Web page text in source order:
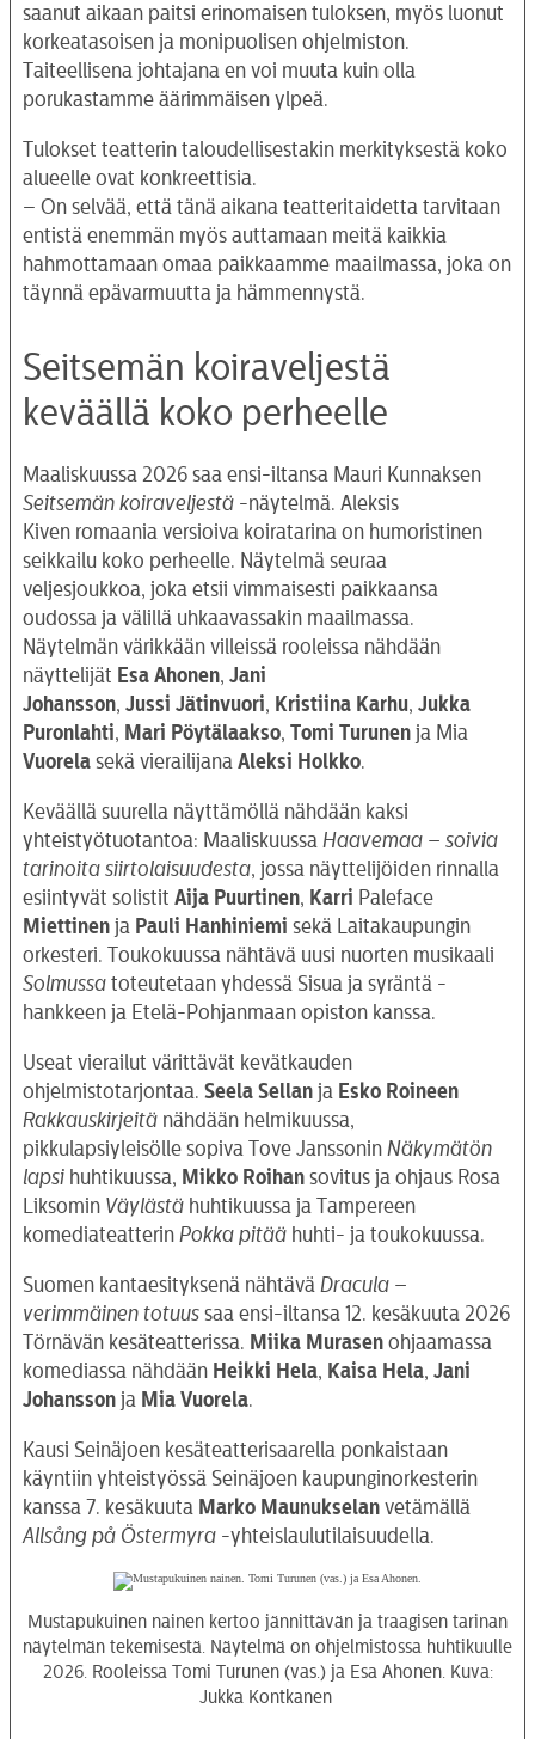
saanut aikaan paitsi erinomaisen tuloksen, myös luonut
korkeatasoisen ja monipuolisen ohjelmiston.
Taiteellisena johtajana en voi muuta kuin olla
porukastamme äärimmäisen ylpeä.
Tulokset teatterin taloudellisestakin merkityksestä koko
alueelle ovat konkreettisia.
– On selvää, että tänä aikana teatteritaidetta tarvitaan
entistä enemmän myös auttamaan meitä kaikkia
hahmottamaan omaa paikkaamme maailmassa, joka on
täynnä epävarmuutta ja hämmennystä.
Seitsemän koiraveljestä
keväällä koko perheelle
Maaliskuussa 2026 saa ensi-iltansa Mauri Kunnaksen
Seitsemän koiraveljestä -näytelmä. Aleksis
Kiven romaania versioiva koiratarina on humoristinen
seikkailu koko perheelle. Näytelmä seuraa
veljesjoukkoa, joka etsii vimmaisesti paikkaansa
oudossa ja välillä uhkaavassakin maailmassa.
Näytelmän värikkään villeissä rooleissa nähdään
näyttelijät Esa Ahonen, Jani
Johansson, Jussi Jätinvuori, Kristiina Karhu, Jukka
Puronlahti, Mari Pöytälaakso, Tomi Turunen ja Mia
Vuorela sekä vierailijana Aleksi Holkko.
Keväällä suurella näyttämöllä nähdään kaksi
yhteistyötuotantoa: Maaliskuussa Haavemaa – soivia
tarinoita siirtolaisuudesta, jossa näyttelijöiden rinnalla
esiintyvät solistit Aija Puurtinen, Karri Paleface
Miettinen ja Pauli Hanhiniemi sekä Laitakaupungin
orkesteri. Toukokuussa nähtävä uusi nuorten musikaali
Solmussa toteutetaan yhdessä Sisua ja syräntä -
hankkeen ja Etelä-Pohjanmaan opiston kanssa.
Useat vierailut värittävät kevätkauden
ohjelmistotarjontaa. Seela Sellan ja Esko Roineen
Rakkauskirjeitä nähdään helmikuussa,
pikkulapsiyleisölle sopiva Tove Janssonin Näkymätön
lapsi huhtikuussa, Mikko Roihan sovitus ja ohjaus Rosa
Liksomin Väylästä huhtikuussa ja Tampereen
komediateatterin Pokka pitää huhti- ja toukokuussa.
Suomen kantaesityksenä nähtävä Dracula –
verimmäinen totuus saa ensi-iltansa 12. kesäkuuta 2026
Törnävän kesäteatterissa. Miika Murasen ohjaamassa
komediassa nähdään Heikki Hela, Kaisa Hela, Jani
Johansson ja Mia Vuorela.
Kausi Seinäjoen kesäteatterisaarella ponkaistaan
käyntiin yhteistyössä Seinäjoen kaupunginorkesterin
kanssa 7. kesäkuuta Marko Maunukselan vetämällä
Allsång på Östermyra -yhteislaulutilaisuudella.
Mustapukuinen nainen kertoo jännittävän ja traagisen tarinan
näytelmän tekemisestä. Näytelmä on ohjelmistossa huhtikuulle
2026. Rooleissa Tomi Turunen (vas.) ja Esa Ahonen. Kuva:
Jukka Kontkanen